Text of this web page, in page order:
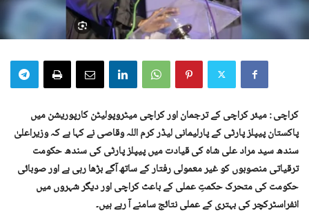
کراچی : میئر کراچی کے ترجمان اور کراچی میٹروپولیٹن کارپوریشن میں
پاکستان پیپلز پارٹی کے پارلیمانی لیڈر کرم اللہ وقاصی نے کہا ہے کہ وزیراعلیٰ
سندھ سید مراد علی شاہ کی قیادت میں پیپلز پارٹی کی سندھ حکومت
ترقیاتی منصوبوں کو غیر معمولی رفتار کے ساتھ آگے بڑھا رہی ہے اور صوبائی
حکومت کی متحرک حکمتِ عملی کے باعث کراچی اور دیگر شہروں میں
انفراسٹرکچر کی بہتری کے عملی نتائج سامنے آ رہے ہیں۔